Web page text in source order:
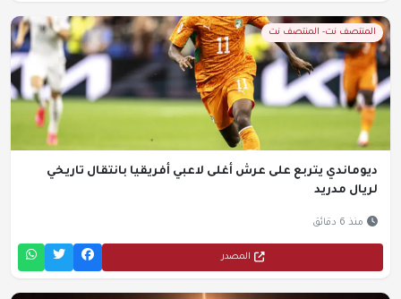
المنتصف نت- المنتصف نت
ديوماندي يتربع على عرش أغلى لاعبي أفريقيا بانتقال تاريخي
لريال مدريد
منذ 6 دقائق
المصدر